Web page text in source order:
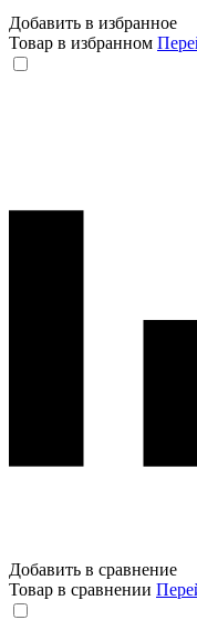
Добавить в избранное
Товар в избранном
Добавить в сравнение
Товар в сравнении